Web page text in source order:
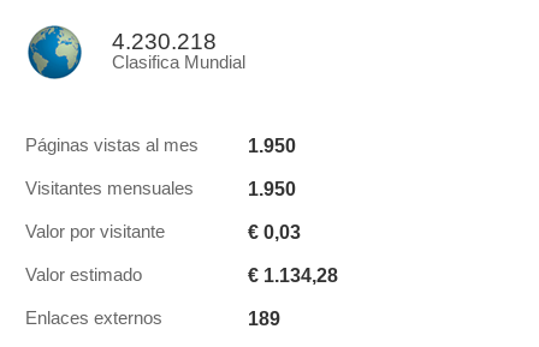
4.230.218
Clasifica Mundial
Páginas vistas al mes 1.950
Visitantes mensuales 1.950
Valor por visitante € 0,03
Valor estimado € 1.134,28
Enlaces externos 189